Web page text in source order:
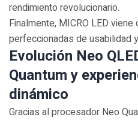
rendimiento revolucionario.
Finalmente, MICRO LED
perfeccionadas de usabilidad
Evolución Neo
Quantum y
dinámico
Gracias al procesador Neo